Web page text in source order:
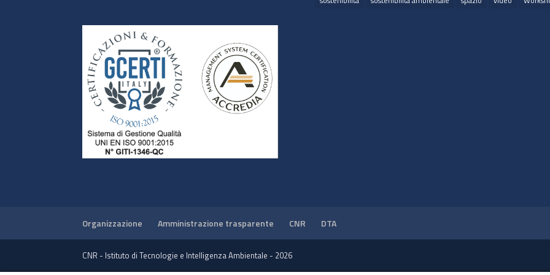
Organizzazione Amministrazione trasparente CNR DTA
CNR - Istituto di Tecnologie e Intelligenza Ambientale - 2026